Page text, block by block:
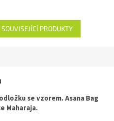
jógových studiích.
PRODUKTY
se vzorem. Asana Bag
Maharaja.